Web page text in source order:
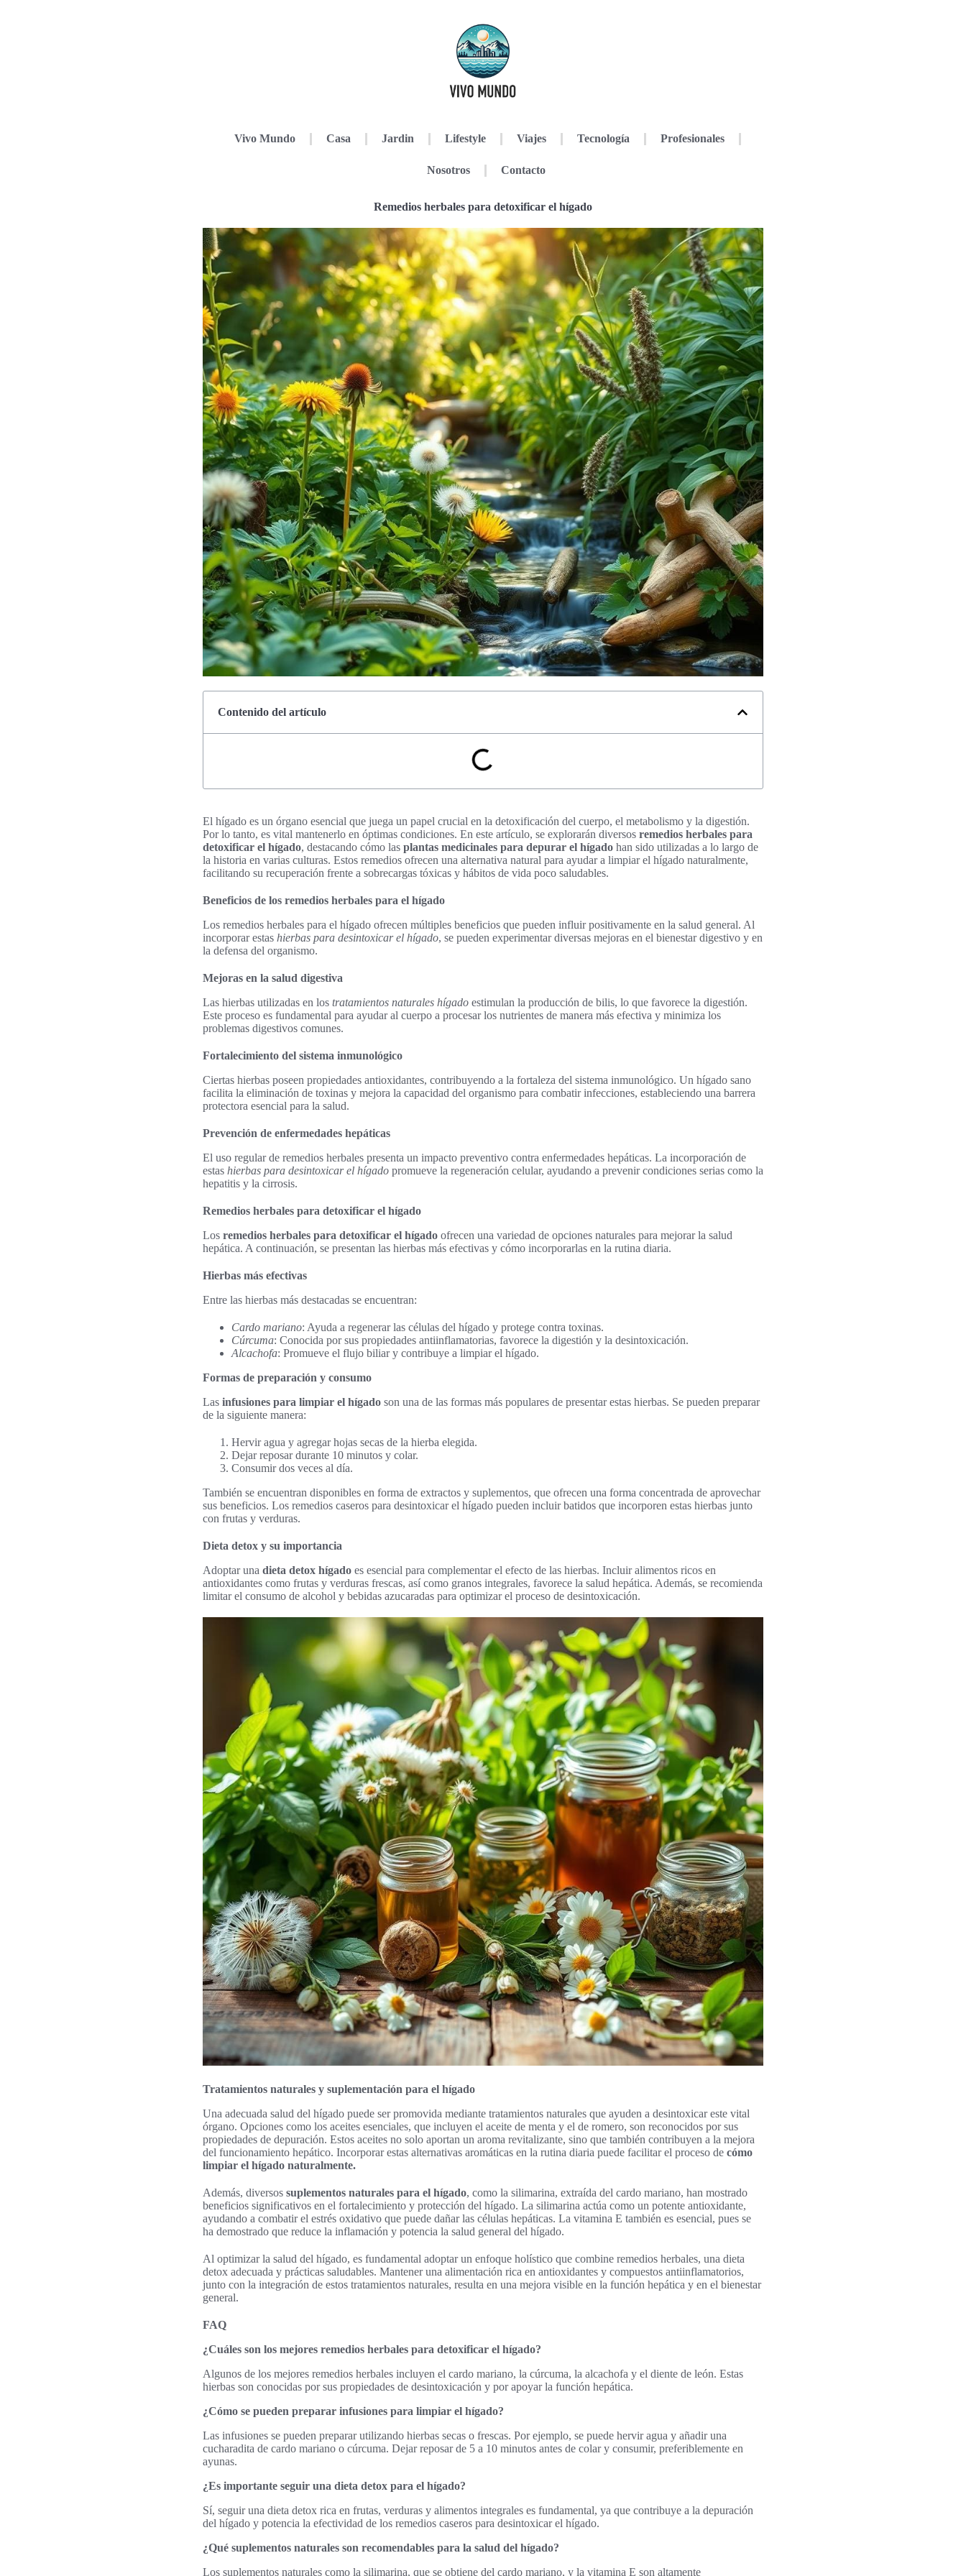
Vivo Mundo Casa Jardin Lifestyle Viajes Tecnología Profesionales
Nosotros Contacto
Remedios herbales para detoxificar el hígado
Contenido del artículo
El hígado es un órgano esencial que juega un papel crucial en la detoxificación del cuerpo, el metabolismo y la digestión.
Por lo tanto, es vital mantenerlo en óptimas condiciones. En este artículo, se explorarán diversos remedios herbales para
detoxificar el hígado, destacando cómo las plantas medicinales para depurar el hígado han sido utilizadas a lo largo de
la historia en varias culturas. Estos remedios ofrecen una alternativa natural para ayudar a limpiar el hígado naturalmente,
facilitando su recuperación frente a sobrecargas tóxicas y hábitos de vida poco saludables.
Beneficios de los remedios herbales para el hígado
Los remedios herbales para el hígado ofrecen múltiples beneficios que pueden influir positivamente en la salud general. Al
incorporar estas hierbas para desintoxicar el hígado, se pueden experimentar diversas mejoras en el bienestar digestivo y en
la defensa del organismo.
Mejoras en la salud digestiva
Las hierbas utilizadas en los tratamientos naturales hígado estimulan la producción de bilis, lo que favorece la digestión.
Este proceso es fundamental para ayudar al cuerpo a procesar los nutrientes de manera más efectiva y minimiza los
problemas digestivos comunes.
Fortalecimiento del sistema inmunológico
Ciertas hierbas poseen propiedades antioxidantes, contribuyendo a la fortaleza del sistema inmunológico. Un hígado sano
facilita la eliminación de toxinas y mejora la capacidad del organismo para combatir infecciones, estableciendo una barrera
protectora esencial para la salud.
Prevención de enfermedades hepáticas
El uso regular de remedios herbales presenta un impacto preventivo contra enfermedades hepáticas. La incorporación de
estas hierbas para desintoxicar el hígado promueve la regeneración celular, ayudando a prevenir condiciones serias como la
hepatitis y la cirrosis.
Remedios herbales para detoxificar el hígado
Los remedios herbales para detoxificar el hígado ofrecen una variedad de opciones naturales para mejorar la salud
hepática. A continuación, se presentan las hierbas más efectivas y cómo incorporarlas en la rutina diaria.
Hierbas más efectivas
Entre las hierbas más destacadas se encuentran:
Cardo mariano: Ayuda a regenerar las células del hígado y protege contra toxinas.
Cúrcuma: Conocida por sus propiedades antiinflamatorias, favorece la digestión y la desintoxicación.
Alcachofa: Promueve el flujo biliar y contribuye a limpiar el hígado.
Formas de preparación y consumo
Las infusiones para limpiar el hígado son una de las formas más populares de presentar estas hierbas. Se pueden preparar
de la siguiente manera:
Hervir agua y agregar hojas secas de la hierba elegida.
Dejar reposar durante 10 minutos y colar.
Consumir dos veces al día.
También se encuentran disponibles en forma de extractos y suplementos, que ofrecen una forma concentrada de aprovechar
sus beneficios. Los remedios caseros para desintoxicar el hígado pueden incluir batidos que incorporen estas hierbas junto
con frutas y verduras.
Dieta detox y su importancia
Adoptar una dieta detox hígado es esencial para complementar el efecto de las hierbas. Incluir alimentos ricos en
antioxidantes como frutas y verduras frescas, así como granos integrales, favorece la salud hepática. Además, se recomienda
limitar el consumo de alcohol y bebidas azucaradas para optimizar el proceso de desintoxicación.
Tratamientos naturales y suplementación para el hígado
Una adecuada salud del hígado puede ser promovida mediante tratamientos naturales que ayuden a desintoxicar este vital
órgano. Opciones como los aceites esenciales, que incluyen el aceite de menta y el de romero, son reconocidos por sus
propiedades de depuración. Estos aceites no solo aportan un aroma revitalizante, sino que también contribuyen a la mejora
del funcionamiento hepático. Incorporar estas alternativas aromáticas en la rutina diaria puede facilitar el proceso de cómo
limpiar el hígado naturalmente.
Además, diversos suplementos naturales para el hígado, como la silimarina, extraída del cardo mariano, han mostrado
beneficios significativos en el fortalecimiento y protección del hígado. La silimarina actúa como un potente antioxidante,
ayudando a combatir el estrés oxidativo que puede dañar las células hepáticas. La vitamina E también es esencial, pues se
ha demostrado que reduce la inflamación y potencia la salud general del hígado.
Al optimizar la salud del hígado, es fundamental adoptar un enfoque holístico que combine remedios herbales, una dieta
detox adecuada y prácticas saludables. Mantener una alimentación rica en antioxidantes y compuestos antiinflamatorios,
junto con la integración de estos tratamientos naturales, resulta en una mejora visible en la función hepática y en el bienestar
general.
FAQ
¿Cuáles son los mejores remedios herbales para detoxificar el hígado?
Algunos de los mejores remedios herbales incluyen el cardo mariano, la cúrcuma, la alcachofa y el diente de león. Estas
hierbas son conocidas por sus propiedades de desintoxicación y por apoyar la función hepática.
¿Cómo se pueden preparar infusiones para limpiar el hígado?
Las infusiones se pueden preparar utilizando hierbas secas o frescas. Por ejemplo, se puede hervir agua y añadir una
cucharadita de cardo mariano o cúrcuma. Dejar reposar de 5 a 10 minutos antes de colar y consumir, preferiblemente en
ayunas.
¿Es importante seguir una dieta detox para el hígado?
Sí, seguir una dieta detox rica en frutas, verduras y alimentos integrales es fundamental, ya que contribuye a la depuración
del hígado y potencia la efectividad de los remedios caseros para desintoxicar el hígado.
¿Qué suplementos naturales son recomendables para la salud del hígado?
Los suplementos naturales como la silimarina, que se obtiene del cardo mariano, y la vitamina E son altamente